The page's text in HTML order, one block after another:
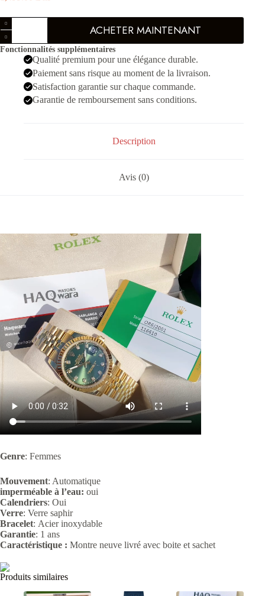
quantité
de
Date
juste
Femmes
ACHETER MAINTENANT
Fonctionnalités supplémentaires
Qualité premium pour une élégance durable.
Paiement sans risque au moment de la livraison.
Satisfaction garantie sur chaque commande.
Garantie de remboursement sans conditions.
Description
Avis (0)
Genre: Femmes
Mouvement: Automatique
imperméable à l’eau: oui
Calendriers: Oui
Verre: Verre saphir
Bracelet: Acierinoxydable
Garantie: 1 ans
Caractéristique : Montre neuve livré avec boite et sachet
Produits similaires